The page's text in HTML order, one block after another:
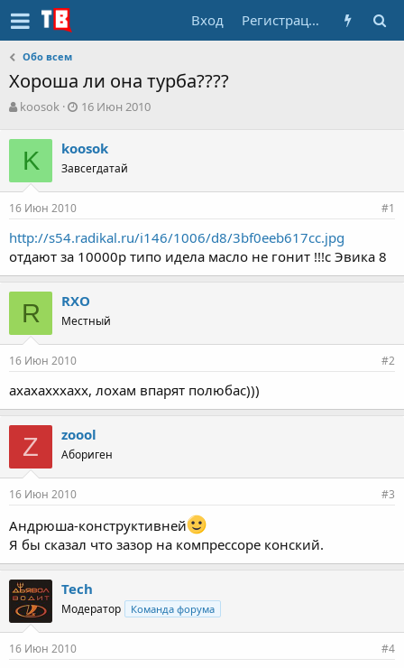
Вход Регистрация
Обо всем
Хороша ли она турба????
А
т
о
р
т
е
ы
koosok
Д
а
н
л
а
16 Июн 2010
K koosok
Завсегдатай
16 Июн 2010 #1
http://s54.radikal.ru/i146/1006/d8/3bf0eeb617cc.jpg
отдают за 10000р типо идела масло не гонит !!!с Эвика 8
R RXO
Местный
16 Июн 2010 #2
ахахахххахх, лохам впарят полюбас)))
Z zoool
Абориген
16 Июн 2010 #3
Андрюша-конструктивней
Я бы сказал что зазор на компрессоре конский.
Tech
Модератор Команда форума
16 Июн 2010 #4